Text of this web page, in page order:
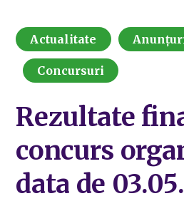
Actualitate
Concursuri
Rezultate
concurs
data de